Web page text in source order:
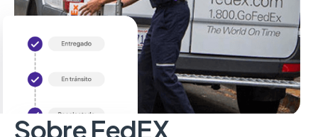
Sobre FedEX